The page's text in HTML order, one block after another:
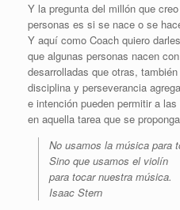
Y la pregunta del millón que
personas es si se nace o se
Y aquí como Coach quiero
que algunas personas nacen
desarrolladas que otras,
disciplina y perseverancia
e intención pueden permitir a
en aquella tarea que se
No usamos la música para
Sino que usamos el violín
para tocar nuestra música.
Isaac Stern